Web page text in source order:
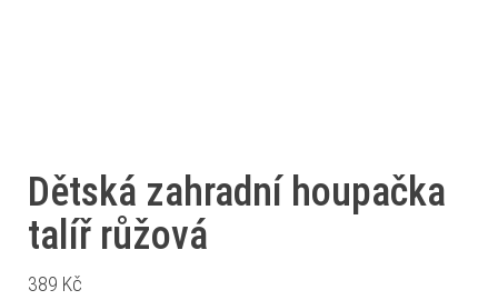
Dětská zahradní houpačka
talíř růžová
389 Kč